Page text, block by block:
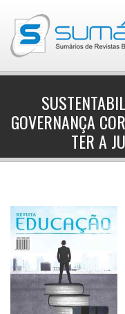
GOVERNANÇA
TER A